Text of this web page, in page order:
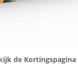
de Kortingspagina